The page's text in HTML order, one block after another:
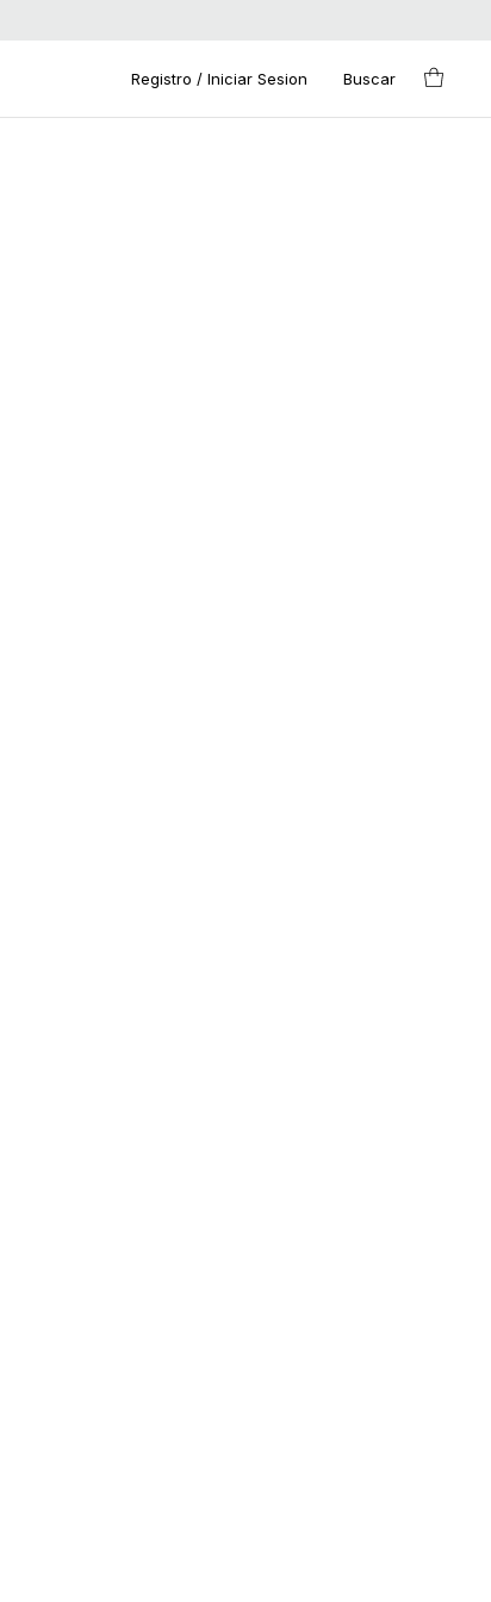
Registro / Iniciar Sesion Buscar